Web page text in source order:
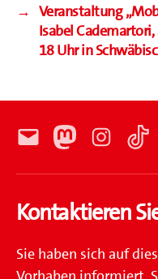
→ Veranstaltung
Isabel
18 Uhr in
E-
MastodonInstagram
Kontaktieren
Sie haben sich auf